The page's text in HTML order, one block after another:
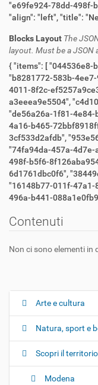
"e69fe924-78dd-498f-b5f6-
Blocks Layout The
layout. Must be a JSON
{ "items": [ "044536e8-b0de-4752-a803-5cb1867a33c3",
"b8281772-583b-4ee7-9167-
4011-8f2c-ef5257a9ce39", "e040e281-a366-
a3eeea9e5504", "c4d10600-7e76-40ec-aa4e-3ff7013d4ef5",
"de56a26a-1f81-4e84-bb8c-
4a16-b465-72bbf8918ff3", "9efa9702-dfa0-
3cf533d2afdb", "953e5630-b09a-4704-bb42-e1c0bc355b74",
"74fa94da-457a-4d7e-a7c4-
498f-b5f6-8f126aba9548", "e5ec62b7-6bac-
6d1761dbc0f6", "38449e70-7c4b-47fc-be30-c998ece50ee9",
"16148b77-011f-47a1-8abb-
Contenuti
Non ci sono elementi in
N
g
Arte e cultura
Natura, sport e
Scopri il territorio
Modena